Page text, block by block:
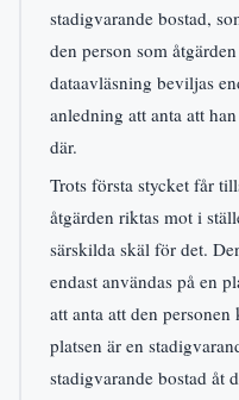
stadigvarande bostad,
den person som
dataavläsning beviljas
anledning att anta att
där.
Trots första stycket får
åtgärden riktas mot i
särskilda skäl för det.
endast användas på en
att anta att den
platsen är en
stadigvarande bostad åt